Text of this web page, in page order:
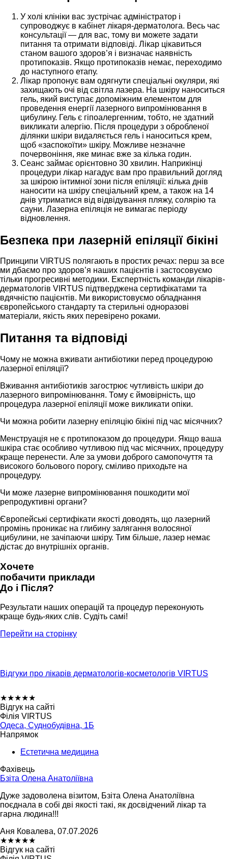
У холі клініки вас зустрічає адміністратор і
супроводжує в кабінет лікаря-дерматолога. Весь час
консультації — для вас, тому ви можете задати
питання та отримати відповіді. Лікар цікавиться
станом вашого здоров’я і визначає наявність
протипоказів. Якщо протипоказів немає, переходимо
до наступного етапу.
Лікар пропонує вам одягнути спеціальні окуляри, які
захищають очі від світла лазера. На шкіру наноситься
гель, який виступає допоміжним елементом для
проведення енергії лазерного випромінювання в
цибулину. Гель є гіпоалергенним, тобто, не здатний
викликати алергію. Після процедури з обробленої
ділянки шкіри видаляється гель і наноситься крем,
щоб «заспокоїти» шкіру. Можливе незначне
почервоніння, яке минає вже за кілька годин.
Сеанс займає орієнтовно 30 хвилин. Наприкінці
процедури лікар нагадує вам про правильний догляд
за шкірою інтимної зони після епіляції: кілька днів
наносити на шкіру спеціальний крем, а також на 14
днів утриматися від відвідування пляжу, солярію та
сауни. Лазерна епіляція не вимагає періоду
відновлення.
Безпека при лазерній епіляції бікіні
Принципи VIRTUS полягають в простих речах: перш за все
ми дбаємо про здоров’я наших пацієнтів і застосовуємо
тільки прогресивні методики. Експертність команди лікарів-
дерматологів VIRTUS підтверджена сертифікатами та
вдячністю пацієнтів. Ми використовуємо обладнання
європейського стандарту та стерильні одноразові
матеріали, якість яких перевірено роками.
Питання та відповіді
Чому не можна вживати антибіотики перед процедурою
лазерної епіляції?
Вживання антибіотиків загострює чутливість шкіри до
лазерного випромінювання. Тому є ймовірність, що
процедура лазерної епіляції може викликати опіки.
Чи можна робити лазерну епіляцію бікіні під час місячних?
Менструація не є протипоказом до процедури. Якщо ваша
шкіра стає особливо чутливою під час місячних, процедуру
краще перенести. Але за умови доброго самопочуття та
високого больового порогу, сміливо приходьте на
процедуру.
Чи може лазерне випромінювання пошкодити мої
репродуктивні органи?
Європейські сертифікати якості доводять, що лазерний
промінь проникає на глибину залягання волосяної
цибулини, не зачіпаючи шкіру. Тим більше, лазер немає
дістає до внутрішніх органів.
Хочете
побачити приклади
До і Після?
Результати наших операцій та процедур переконують
краще будь-яких слів. Судіть самі!
Перейти на сторінку
Відгуки про лікарів дерматологів-косметологів VIRTUS
★★★★★
Відгук на сайті
Філія VIRTUS
Одеса, Суднобудівна, 1Б
Напрямок
Естетична медицина
Фахівець
Бзіта Олена Анатоліївна
Дуже задоволена візитом, Бзіта Олена Анатоліївна
поєднала в собі дві якості такі, як досвідчений лікар та
гарна людина!!!
Аня Ковалева, 07.07.2026
★★★★★
Відгук на сайті